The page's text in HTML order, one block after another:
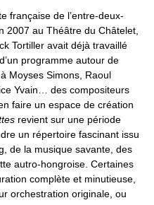
française de l’entre-deux-
2007 au Théâtre du Châtelet,
Tortiller avait déjà travaillé
programme autour de
Moyses Simons, Raoul
Yvain… des compositeurs
faire un espace de création
revient sur une période
un répertoire fascinant issu
de la musique savante, des
autro-hongroise. Certaines
complète et minutieuse,
orchestration originale, ou